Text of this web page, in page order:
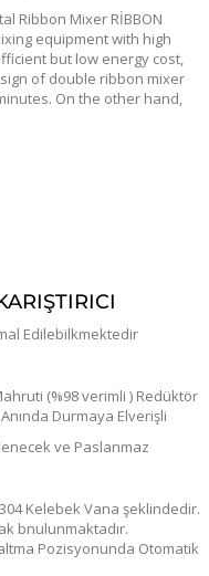
Ribbon Mixer RİBBON
equipment with high
but low energy cost,
of double ribbon mixer
On the other hand,
Edilebilkmektedir
(%98 verimli ) Redüktör
Durmaya Elverişli
ve Paslanmaz
304 Kelebek Vana şeklindedir.
bnulunmaktadır.
Pozisyonunda Otomatik